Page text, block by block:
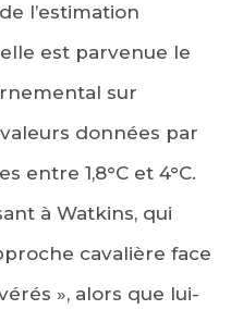
l’estimation
est parvenue le
sur
données par
entre 1,8°C et 4°C.
à Watkins, qui
cavalière face
», alors que lui-